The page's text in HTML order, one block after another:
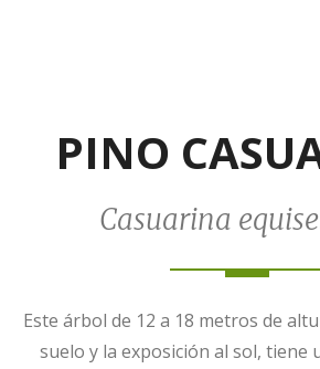
PINO
Casuarina
Este árbol de 12 a 18 metros de
suelo y la exposición al sol, tiene